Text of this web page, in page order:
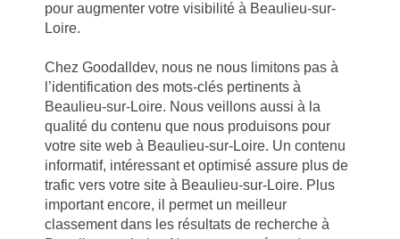
pour augmenter votre visibilité à Beaulieu-sur-
Loire.
Chez Goodalldev, nous ne nous limitons pas à
l’identification des mots-clés pertinents à
Beaulieu-sur-Loire. Nous veillons aussi à la
qualité du contenu que nous produisons pour
votre site web à Beaulieu-sur-Loire. Un contenu
informatif, intéressant et optimisé assure plus de
trafic vers votre site à Beaulieu-sur-Loire. Plus
important encore, il permet un meilleur
classement dans les résultats de recherche à